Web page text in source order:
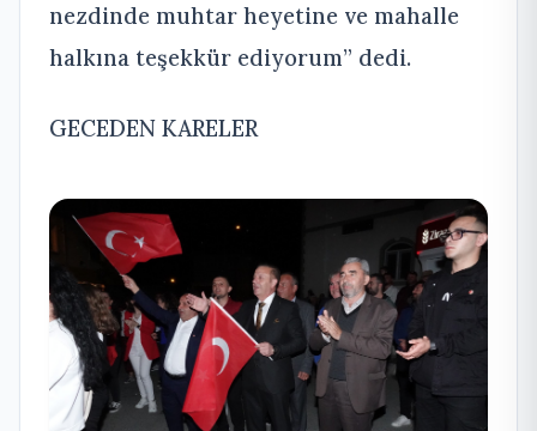
nezdinde muhtar heyetine ve mahalle
halkına teşekkür ediyorum” dedi.
GECEDEN KARELER